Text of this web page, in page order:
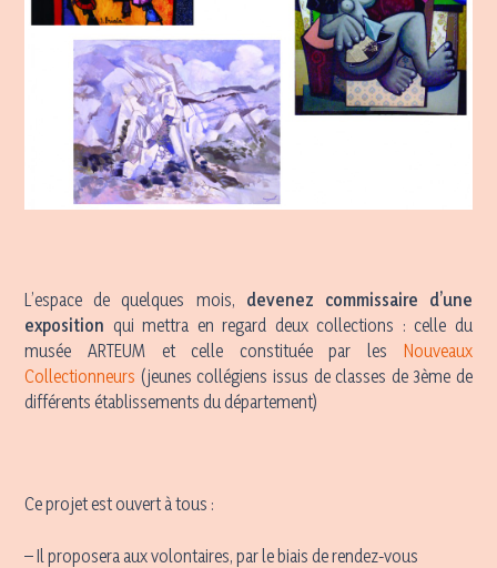
L’espace de quelques mois, devenez commissaire d’une
exposition qui mettra en regard deux collections : celle du
musée ARTEUM et celle constituée par les Nouveaux
Collectionneurs (jeunes collégiens issus de classes de 3ème de
différents établissements du département)
Ce projet est ouvert à tous :
– Il proposera aux volontaires, par le biais de rendez-vous